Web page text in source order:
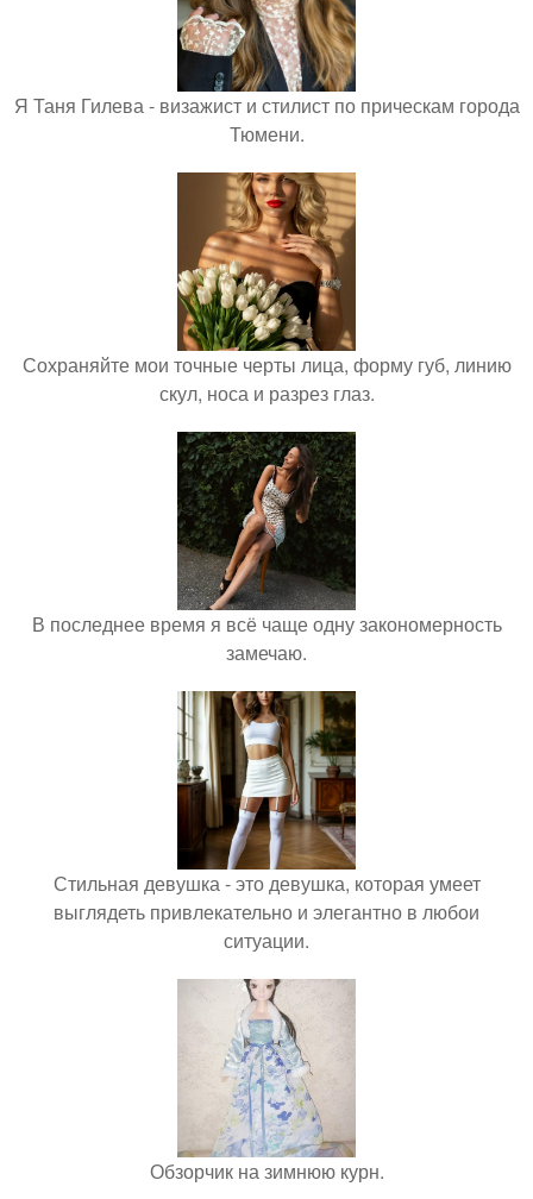
Я Таня Гилева - визажист и стилист по прическам города
Тюмени.
Сохраняйте мои точные черты лица, форму губ, линию
скул, носа и разрез глаз.
В последнее время я всё чаще одну закономерность
замечаю.
Стильная девушка - это девушка, которая умеет
выглядеть привлекательно и элегантно в любои
ситуации.
Обзорчик на зимнюю курн.